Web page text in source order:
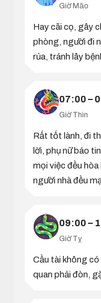
Giờ Mão
Hay cãi cọ, gây
phòng, người đi
rủa, tránh lây
07:00 –
Giờ Thìn
Rất tốt lành, đi
lời, phụ nữ báo
mọi việc đều hòa
người nhà đều
09:00 –
Giờ Tỵ
Cầu tài không có
quan phải đòn,